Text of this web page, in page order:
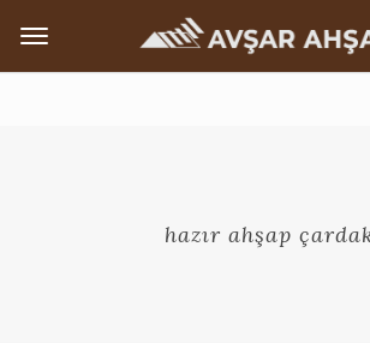
hazır ahşap